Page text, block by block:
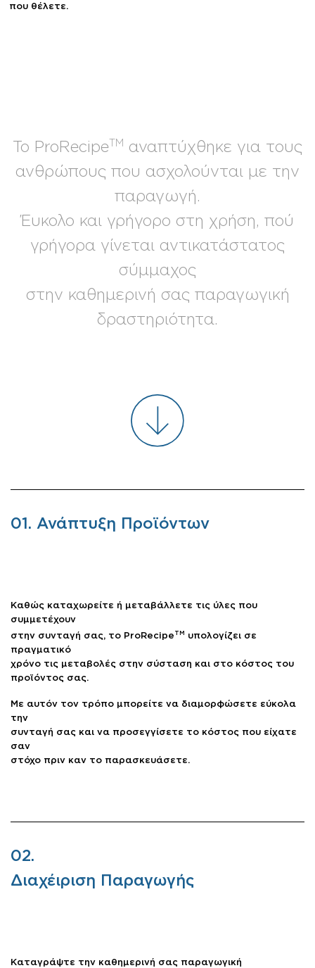
που θέλετε.
Το ProRecipeTM αναπτύχθηκε για τους
ανθρώπους που ασχολούνται με την
παραγωγή.
Έυκολο και γρήγορο στη χρήση, πού
γρήγορα γίνεται αντικατάστατος
σύμμαχος
στην καθημερινή σας παραγωγική
δραστηριότητα.
01. Ανάπτυξη Προϊόντων
Καθώς καταχωρείτε ή μεταβάλλετε τις ύλες που
συμμετέχουν
στην συνταγή σας, το ProRecipe TM υπολογίζει σε
πραγματικό
χρόνο τις μεταβολές στην σύσταση και στο κόστος του
προϊόντος σας.
Με αυτόν τον τρόπο μπορείτε να διαμορφώσετε εύκολα
την
συνταγή σας και να προσεγγίσετε το κόστος που είχατε
σαν
στόχο πριν καν το παρασκευάσετε.
02.
Διαχέιριση Παραγωγής
Καταγράψτε την καθημερινή σας παραγωγική